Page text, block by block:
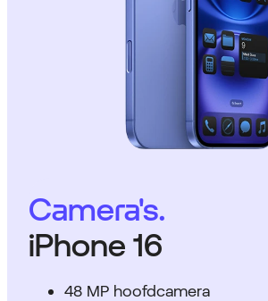
Camera's.
iPhone 16
48 MP hoofdcamera